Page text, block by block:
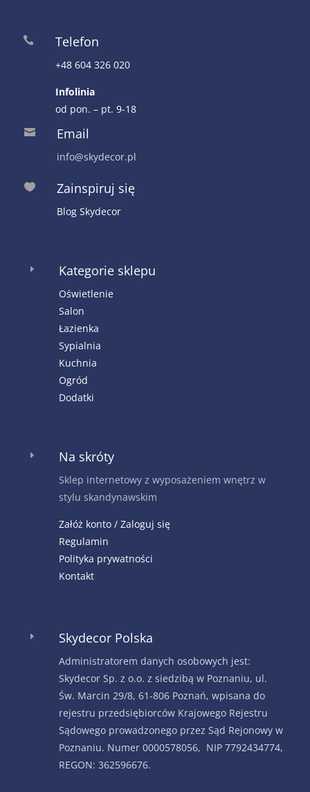
 Telefon
+48 604 326 020
Infolinia
od pon. – pt. 9-18
 Email
info@skydecor.pl
 Zainspiruj się
Blog Skydecor
E Kategorie sklepu
Oświetlenie
Salon
Łazienka
Sypialnia
Kuchnia
Ogród
Dodatki
E Na skróty
Sklep internetowy z wyposażeniem wnętrz w
stylu skandynawskim
Załóż konto / Zaloguj się
Regulamin
Polityka prywatności
Kontakt
E Skydecor Polska
Administratorem danych osobowych jest:
Skydecor Sp. z o.o. z siedzibą w Poznaniu, ul.
Św. Marcin 29/8, 61-806 Poznań, wpisana do
rejestru przedsiębiorców Krajowego Rejestru
Sądowego prowadzonego przez Sąd Rejonowy w
Poznaniu. Numer 0000578056, NIP 7792434774,
REGON: 362596676.